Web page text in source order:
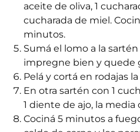
aceite de oliva, 1
cucharada de miel.
minutos.
Sumá el lomo a la
impregne bien y quede
Pelá y cortá en rodajas
En otra sartén con 1
1 diente de ajo, la media
Cociná 5 minutos a